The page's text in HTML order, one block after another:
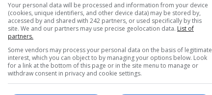
a ajutat din nou, inclusiv îngrijind plantele din
femeii de a-și lua viața.
anchetatorilor
pe fondul fragilității emoționale a Mariei. Martorii au
femeia ar fi luat un cuțit și și l-ar fi îndreptat spre
Your personal data will be processed and information from your device
(cookies, unique identifiers, and other device data) may be stored by,
accessed by and shared with 242 partners, or used specifically by this
site. We and our partners may use precise geolocation data. List of
partners.
Some vendors may process your personal data on the basis of legitimate
interest, which you can object to by managing your options below. Look
for a link at the bottom of this page or in the site menu to manage or
withdraw consent in privacy and cookie settings.